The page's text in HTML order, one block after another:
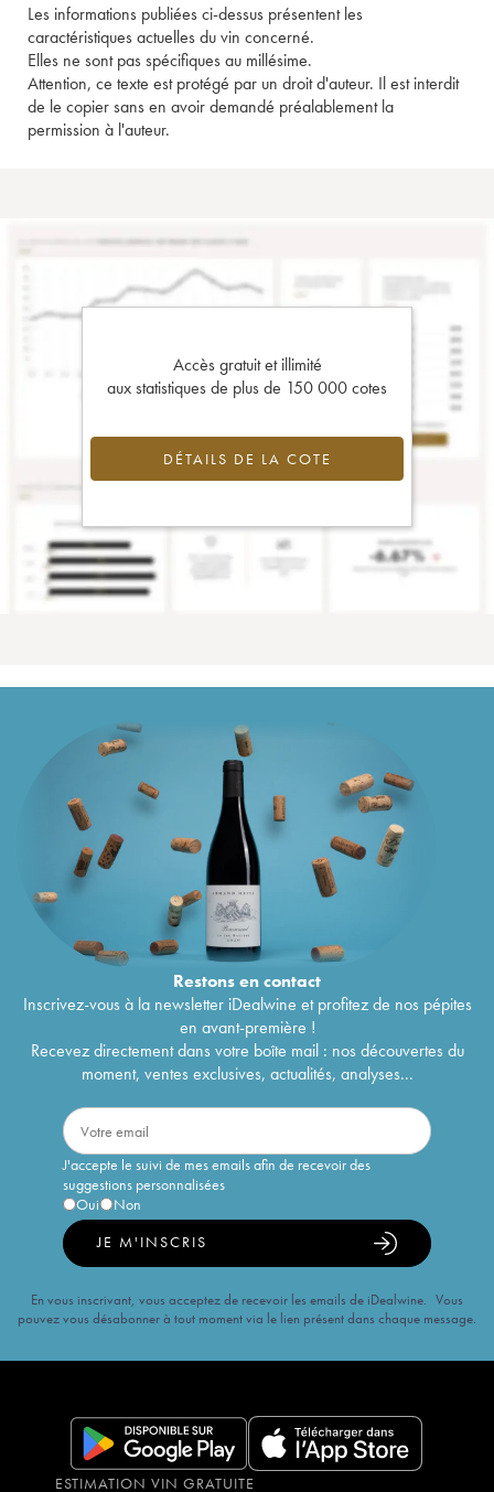
Les informations publiées ci-dessus présentent les
caractéristiques actuelles du vin concerné.
Elles ne sont pas spécifiques au millésime.
Attention, ce texte est protégé par un droit d'auteur. Il est interdit
de le copier sans en avoir demandé préalablement la
permission à l'auteur.
Accès gratuit et illimité
aux statistiques de plus de 150 000 cotes
DÉTAILS DE LA COTE
Restons encontact
Inscrivez-vous à la newsletter iDealwine et profitez de nos pépites
en avant-première !
Recevez directement dans votre boîte mail : nos découvertes du
moment, ventes exclusives, actualités, analyses...
J'accepte le suivi de mes emails afin de recevoir des
suggestions personnalisées
Oui
Non
JE M'INSCRIS
En vous inscrivant, vous acceptez de recevoir les emails de iDealwine. Vous
pouvez vous désabonner à tout moment via le lien présent dans chaque message.
ESTIMATION VIN GRATUITE